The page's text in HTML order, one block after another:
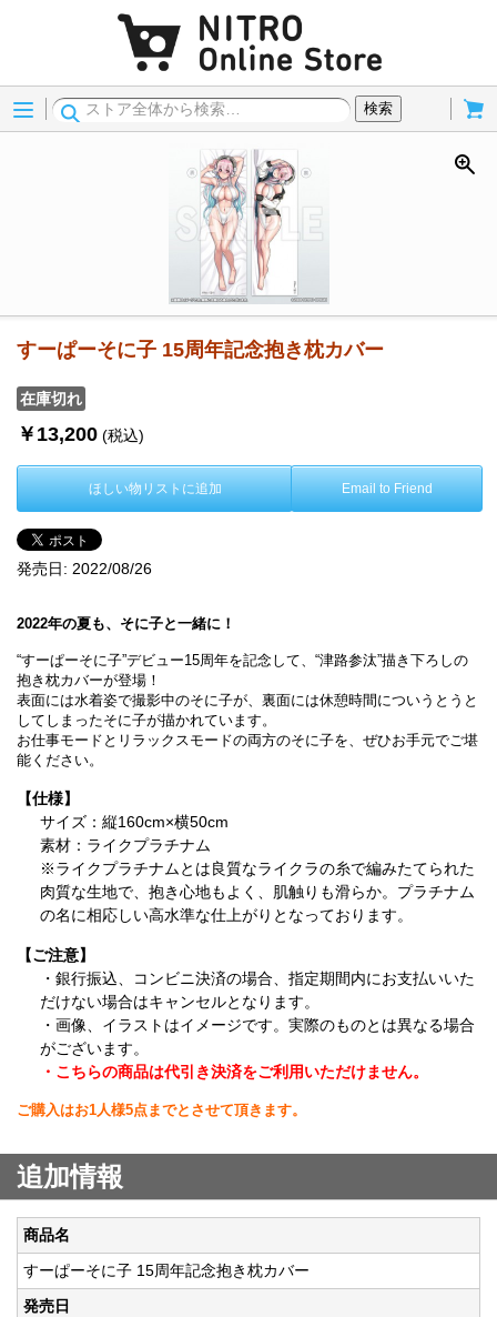
Menu
検索
すーぱーそに子 15周年記念抱き枕カバー
在庫切れ
￥13,200 (税込)
ほしい物リストに追加 Email to Friend
発売日: 2022/08/26
2022年の夏も、そに子と一緒に！
“すーぱーそに子”デビュー15周年を記念して、“津路参汰”描き下ろしの
抱き枕カバーが登場！
表面には水着姿で撮影中のそに子が、裏面には休憩時間についうとうと
してしまったそに子が描かれています。
お仕事モードとリラックスモードの両方のそに子を、ぜひお手元でご堪
能ください。
【仕様】
サイズ：縦160cm×横50cm
素材：ライクプラチナム
※ライクプラチナムとは良質なライクラの糸で編みたてられた
肉質な生地で、抱き心地もよく、肌触りも滑らか。プラチナム
の名に相応しい高水準な仕上がりとなっております。
【ご注意】
・銀行振込、コンビニ決済の場合、指定期間内にお支払いいた
だけない場合はキャンセルとなります。
・画像、イラストはイメージです。実際のものとは異なる場合
がございます。
・こちらの商品は代引き決済をご利用いただけません。
ご購入はお1人様5点までとさせて頂きます。
追加情報
商品名
すーぱーそに子 15周年記念抱き枕カバー
発売日